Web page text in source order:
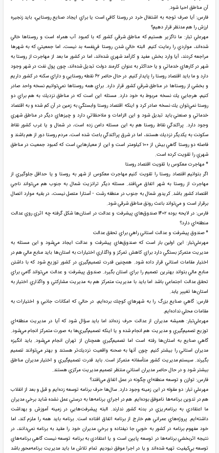
آن مناطق احيا شود.
فارس: آيا صرف توجه به اشتغال خرد در روستا كافي است يا براي ايجاد صنايع روستايي، بايد زنجيره
ارزش را هم مدنظر قرار دهيم؟
مهرعلي تبار: ما ناگزير هستيم كه مناطق شرقي كشور كه با كمبود آب همراه است و روستاها خالي
شده‌اند، مواردي را رعايت كنيم. البته خالي شدن روستا في‌نفسه بد نيست، اما جمعيتي كه به شهرها
مراجعه كردند، آيا وارد بخش مفيد و كارآمد شهري شده‌اند، اما در كشور ما بعد از مهاجرت از روستا به
شهر در كارهاي خدماتي و يا حداكثر به عنوان كارمند دولت تبديل شده‌اند، چون پول نفت در شهر وجود
دارد و ما بايد اقتصاد روستا را پايدار كنيم. در حال حاضر ۶۲ نقطه روستايي و داراي سكنه در كشور داريم
و بخشي از روستاها در مناطق شرقي كشور قرار دارد. براي همه روستاها نمي‌توانيم نسخه واحد صادر
كنيم، هرجايي يك نسخه مربوط به خود دارد. مسئله اين است كه در مناطق نزديك به هم براي دو
روستا نمي‌توان يك نسخه صادر كرد و اينكه اقتصاد روستا وابستگي به زمين در آن كم شده و به اقتصاد
خدماتي و صنعتي بايد تبديل شود و اين الزامات و ملاحظاتي دارد و چيزهاي ديگر در مناطق شهري
وجود دارد. پراكندگي نقاط روستا هم به اين مسئله دامن زده است، در شمال و يا غرب كشور نقاط
سكونت به يكديگر نزديك هستند، اما در شرق پراكندگي باعث شده است، مردم روستا دور از هم باشند و
فاصله دو روستا گاهي بيش از ۱۰۰ كيلومتر است و اين از معيارهايي است كه كمبود جمعيت در مناطق
شهري را تقويت كرده است.
* مهاجرت معكوس با تقويت اقتصاد روستا
اگر بتوانيم اقتصاد روستا را تقويت كنيم مهاجرت معكوس از شهر به روستا و يا حداقل جلوگيري از
مهاجرت از روستا به شهر اتفاق مي‌افتد. مسئله ديگر ترانزيت شمال به جنوب هم مي‌تواند ناجي
اقتصاد كشور باشد. كريدور شمال به جنوب در منطقه رشت - آستارا متصل نيست، در بقيه موارد اتصال
برقرار است و مي‌تواند باعث رونق مناطق شرقي شود.
فارس: در لايحه بوده ۱۴۰۲ صندوق‌هاي پيشرفت و عدالت در استان‌ها شكل گرفته چه اثري روي عدالت
منطقه‌اي دارد؟
* صندوق پيشرفت و عدالت استاني راهي براي تحقق عدالت
مهرعلي‌تبار: اين اولين‌ بار است كه صندوق‌هاي پيشرفت و عدالت ايجاد مي‌شود و اين مسئله به
مديريت متمركز بستگي دارد براي كاهش تمركز و واگذاري اختيارات به استان‌ها بايد منابع مالي هم در
اختيار مقامات استاني قرار داده شود. همچنين قدرت تصميم‌‌گيري در كشور توزيع شود كه با داشتن
منابع مالي بتواند بهترين تصميم را براي استان بگيرد. صندوق پيشرفت و عدالت مي‌تواند گامي براي
تحقق عدالت اجتماعي باشد اما بايد با مديريت متمركز هم به مديريت مشاركتي و واگذاري اختيار به
استان‌ها تغيير يابد.
فارس: گاهي صنايع بزرگ را به شهرهاي كوچك برده‌ايم، در حالي كه امكانات جانبي و اختيارات به
مقامات محلي نداده‌ايم.
مهرعلي‌تبار: هميشه مديران از عدالت حرف زده‌اند اما بايد سؤال شود كه آيا در مديريت منطقه‌اي
توزيع تصميم‌گيري و مديريت هم انجام شده و يا اينكه تصميم‌‌گيري‌ها به صورت متمركز انجام مي‌شود.
گاهي صنايع به استان‌ها رفته است اما تصميم‌گيري همچنان از تهران انجام مي‌شود. بايد انگيزه
مديران استاني را بيشتر كنيم. چون آنها به صحنه واقعيت نزديك‌تر هستند و بهتر مي‌توانند تصميم
بگيرند. سيستم مديريت كشور متأسفانه متمركز است. بايد قدرت تصميم‌گيري و اختيار مديران مناطق
بيشتر شود و در حال حاضر مديران استاني منتظر تصميم مديريت مركزي هستند.
فارس: توازن و توسعه منطقه‌اي چگونه در عمل اتفاق مي‌افتد؟
مهرعلي تبار: دو مقوله در اين زمينه وجود دارد. سال‌ها حرف برنامه توسعه زده‌ايم و قبل و بعد از انقلاب
هم در تدوين برنامه‌ها ناموفق بوده‌ايم. هم در اجراي برنامه‌ها به درستي عمل نشده شايد برخي مديران
ما اعتقادي به برنامه‌ريزي در بدنه كشور ندارند. البته پيشرفت‌هايي در زمينه آموزش و بهداشت
داشته‌ايم. پروژه‌هاي عمراني هم خارج از برنامه اتفاق افتاده است. برنامه بايد همه را ملزم كند، اما
خود مفهوم برنامه در كشور به خوبي جا نيفتاده و برخي مديران خود را مقيد به برنامه نمي‌دانند، در
نتيجه اثربخشي برنامه‌ها در توسعه پايين است و يا اعتقادي به برنامه توسعه نيست گاهي برنامه‌هاي
توسعه بي‌كيفيت تهيه شده‌اند و يا در اجرا موفق نبوديم. تمام تلاش ما بايد مديريت برنامه‌محور باشد